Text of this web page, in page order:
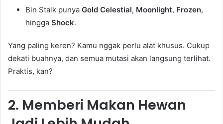
Bin Stalk punya Gold Celestial, Moonlight, Frozen,
hingga Shock.
Yang paling keren? Kamu nggak perlu alat khusus. Cukup
dekati buahnya, dan semua mutasi akan langsung terlihat.
Praktis, kan?
2. Memberi Makan Hewan